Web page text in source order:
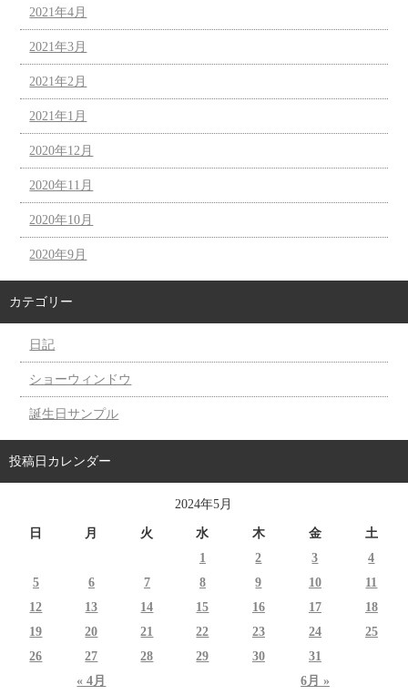
2021年4月
2021年3月
2021年2月
2021年1月
2020年12月
2020年11月
2020年10月
2020年9月
カテゴリー
日記
ショーウィンドウ
誕生日サンプル
投稿日カレンダー
2024年5月
日 月 火 水 木 金 土
« 4月 6月 »
1 2 3
4
5
6 7 8 9 10
11
12
13 14 15 16 17
18
19
20 21 22 23 24
25
26
27 28 29 30 31